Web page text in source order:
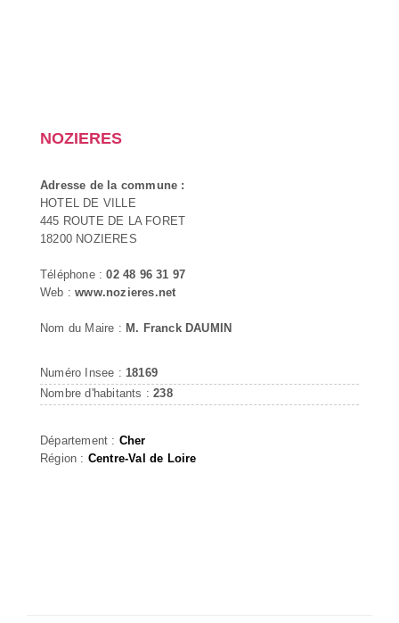
NOZIERES
Adresse de la commune :
HOTEL DE VILLE
445 ROUTE DE LA FORET
18200 NOZIERES
Téléphone :02 48 96 31 97
Web :www.nozieres.net
Nom du Maire : M. Franck DAUMIN
Numéro Insee : 18169
Nombre d'habitants :238
Département : Cher
Région : Centre-Val de Loire